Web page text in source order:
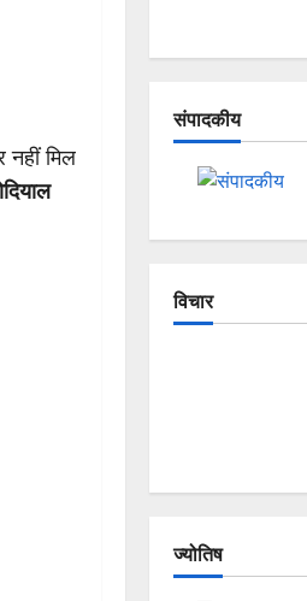
मिल
संपादकीय
विचार
ज्योतिष